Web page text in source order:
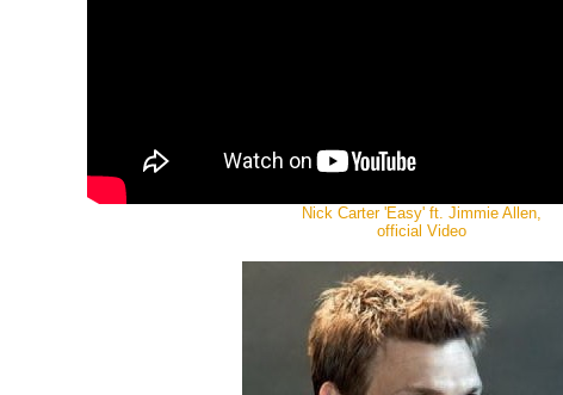
Nick Carter 'Easy' ft. Jimmie Allen,
official Video